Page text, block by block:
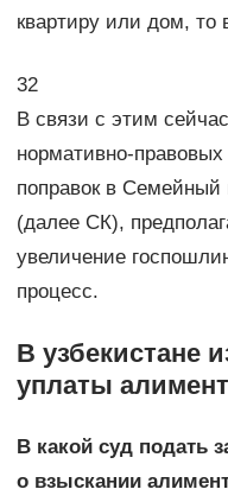
квартиру или дом, то
32
В связи с этим
нормативно-
поправок в Семейный
(далее СК),
увеличение
процесс.
В узбекистане
уплаты
В какой суд подать
о взыскании